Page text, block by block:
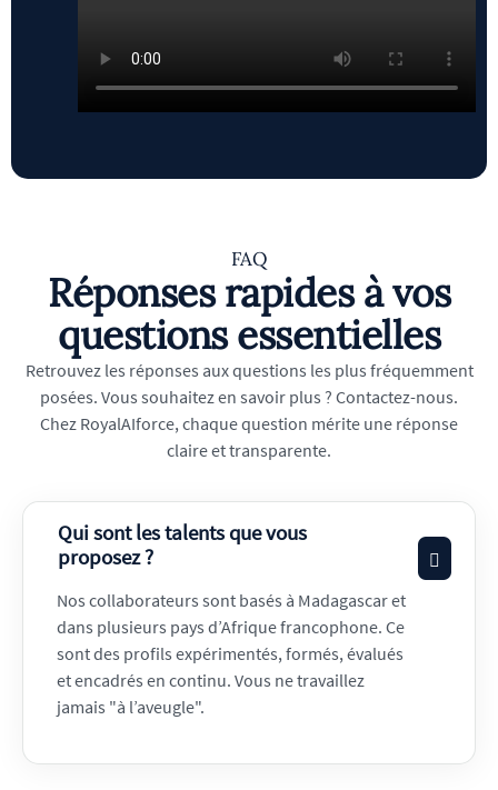
FAQ
Réponses rapides à vos
questions essentielles
Retrouvez les réponses aux questions les plus fréquemment
posées. Vous souhaitez en savoir plus ? Contactez-nous.
Chez RoyalAIforce, chaque question mérite une réponse
claire et transparente.
Qui sont les talents que vous
proposez ?
Nos collaborateurs sont basés à Madagascar et
dans plusieurs pays d’Afrique francophone. Ce
sont des profils expérimentés, formés, évalués
et encadrés en continu. Vous ne travaillez
jamais "à l’aveugle".